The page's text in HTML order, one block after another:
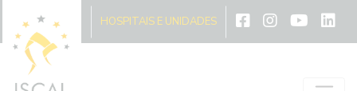
A ISCAL HOSPITAIS E UNIDADES